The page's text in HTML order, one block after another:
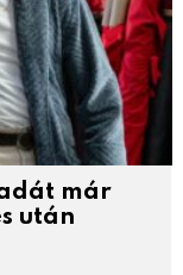
már
után